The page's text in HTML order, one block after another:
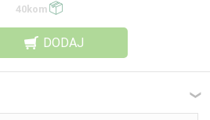
40kom
DODAJ
❮